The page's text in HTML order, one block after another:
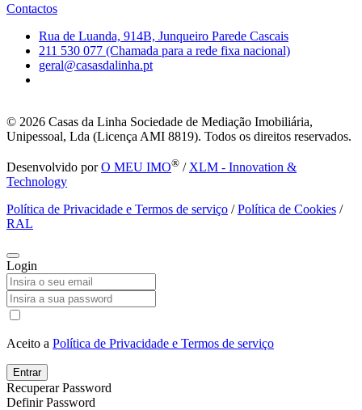
Contactos
Rua de Luanda, 914B, Junqueiro Parede Cascais
211 530 077 (Chamada para a rede fixa nacional)
geral@casasdalinha.pt
© 2026 Casas da Linha Sociedade de Mediação Imobiliária,
Unipessoal, Lda (Licença AMI 8819). Todos os direitos reservados.
Desenvolvido porO MEU IMO® / XLM - Innovation &
Technology
Política de Privacidade e Termos de serviço /Política de Cookies /
RAL
Login
Aceito a Política de Privacidade e Termos de serviço
Entrar
Recuperar Password
Definir Password